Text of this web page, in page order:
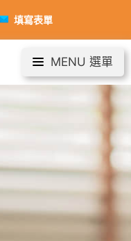
填寫表單
MENU 選單